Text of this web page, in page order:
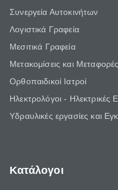
Συνεργεία Αυτοκινήτων
Λογιστικά Γραφεία
Μεσιτικά Γραφεία
Μετακομίσεις και Μεταφορές
Ορθοπαιδικοί Ιατροί
Ηλεκτρολόγοι - Ηλεκτρικές
Υδραυλικές εργασίες και
Κατάλογοι